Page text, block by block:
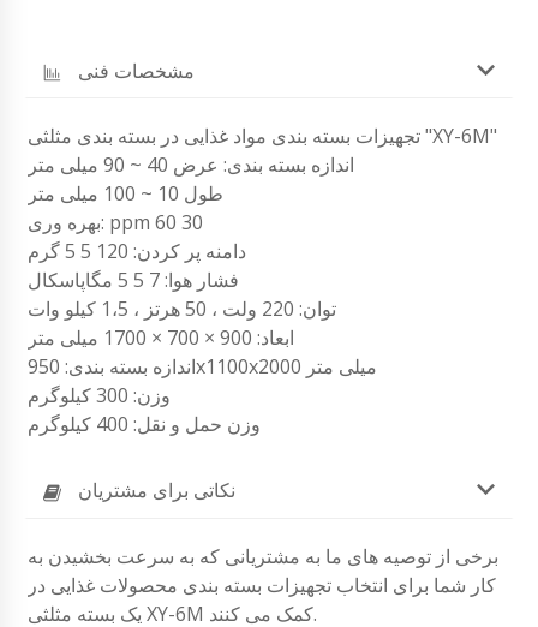
مشخصات فنی
تجهیزات بسته بندی مواد غذایی در بسته بندی مثلثی "XY-6M"
اندازه بسته بندی: عرض 40 ~ 90 میلی متر
طول 10 ~ 100 میلی متر
بهره وری: ppm 60 30
دامنه پر کردن: 120 5 5 گرم
فشار هوا: 7 5 5 مگاپاسکال
توان: 220 ولت ، 50 هرتز ، 1،5 کیلو وات
ابعاد: 900 × 700 × 1700 میلی متر
اندازه بسته بندی: 950x1100x2000 میلی متر
وزن: 300 کیلوگرم
وزن حمل و نقل: 400 کیلوگرم
نکاتی برای مشتریان
برخی از توصیه های ما به مشتریانی که به سرعت بخشیدن به
کار شما برای انتخاب تجهیزات بسته بندی محصولات غذایی در
یک بسته مثلثی XY-6M کمک می کنند.